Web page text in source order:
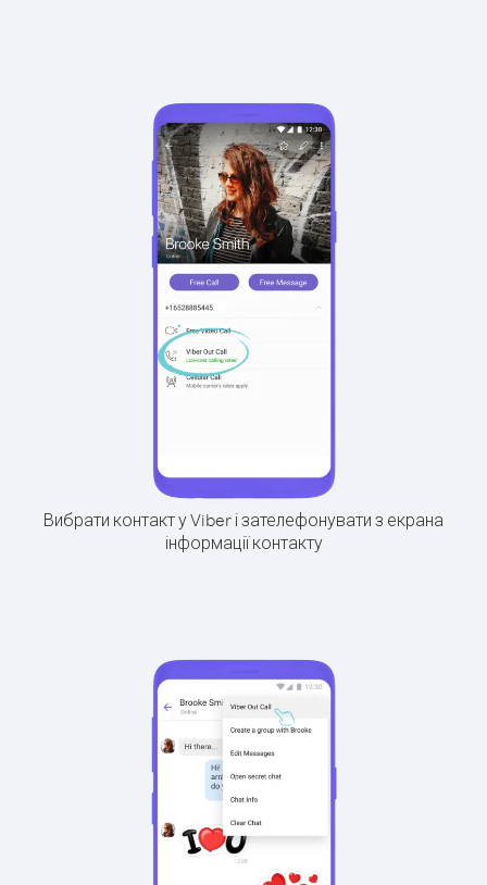
Вибрати контакт у Viber і зателефонувати з екрана
інформації контакту